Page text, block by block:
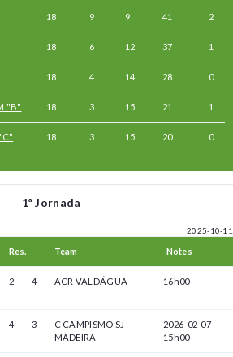
18 9 9 41 2
18 6 12 37 1
18 4 14 28 0
"B" 18 3 15 21 1
18 3 15 20 0
1ª Jornada
2025-10-11
Res. Team Notes
2 4 ACR VALDÁGUA 16h00
4 3
C CAMPISMO SJ
MADEIRA
2026-02-07
15h00